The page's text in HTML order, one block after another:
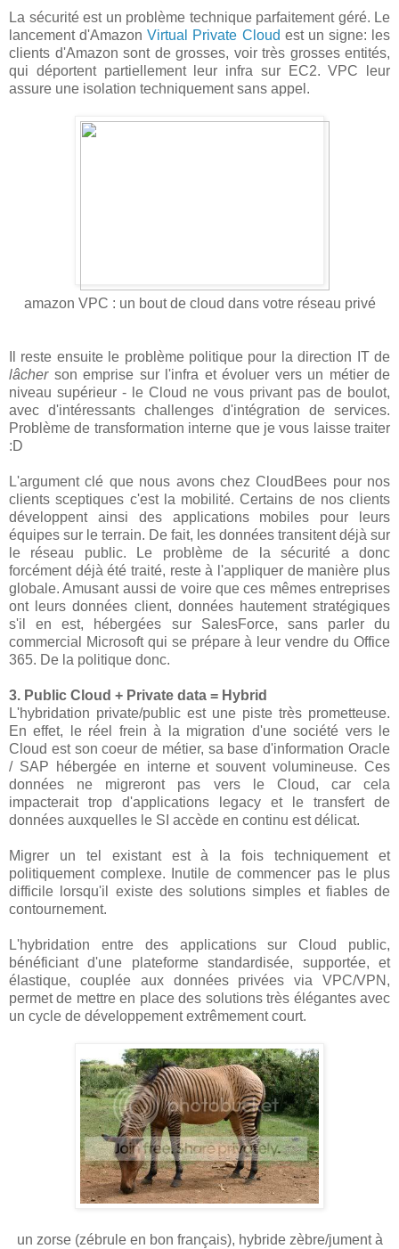
La sécurité est un problème technique parfaitement géré. Le
lancement d'AmazonVirtual Private Cloud est un signe: les
clients d'Amazon sont de grosses, voir très grosses entités,
qui déportent partiellement leur infra sur EC2. VPC leur
assure une isolation techniquement sans appel.
amazon VPC : un bout de cloud dans votre réseau privé
Il reste ensuite le problème politique pour la direction IT de
lâcherson emprise sur l'infra et évoluer vers un métier de
niveau supérieur - le Cloud ne vous privant pas de boulot,
avec d'intéressants challenges d'intégration de services.
Problème de transformation interne que je vous laisse traiter
:D
L'argument clé que nous avons chez CloudBees pour nos
clients sceptiques c'est la mobilité. Certains de nos clients
développent ainsi des applications mobiles pour leurs
équipes sur le terrain. De fait, les données transitent déjà sur
le réseau public. Le problème de la sécurité a donc
forcément déjà été traité, reste à l'appliquer de manière plus
globale. Amusant aussi de voire que ces mêmes entreprises
ont leurs données client, données hautement stratégiques
s'il en est, hébergées sur SalesForce, sans parler du
commercial Microsoft qui se prépare à leur vendre du Office
365. De la politique donc.
3. Public Cloud + Private data = Hybrid
L'hybridation private/public est une piste très prometteuse.
En effet, le réel frein à la migration d'une société vers le
Cloud est son coeur de métier, sa base d'information Oracle
/ SAP hébergée en interne et souvent volumineuse. Ces
données ne migreront pas vers le Cloud, car cela
impacterait trop d'applications legacy et le transfert de
données auxquelles le SI accède en continu est délicat.
Migrer un tel existant est à la fois techniquement et
politiquement complexe. Inutile de commencer pas le plus
difficile lorsqu'il existe des solutions simples et fiables de
contournement.
L'hybridation entre des applications sur Cloud public,
bénéficiant d'une plateforme standardisée, supportée, et
élastique, couplée aux données privées via VPC/VPN,
permet de mettre en place des solutions très élégantes avec
un cycle de développement extrêmement court.
un zorse (zébrule en bon français), hybride zèbre/jument à